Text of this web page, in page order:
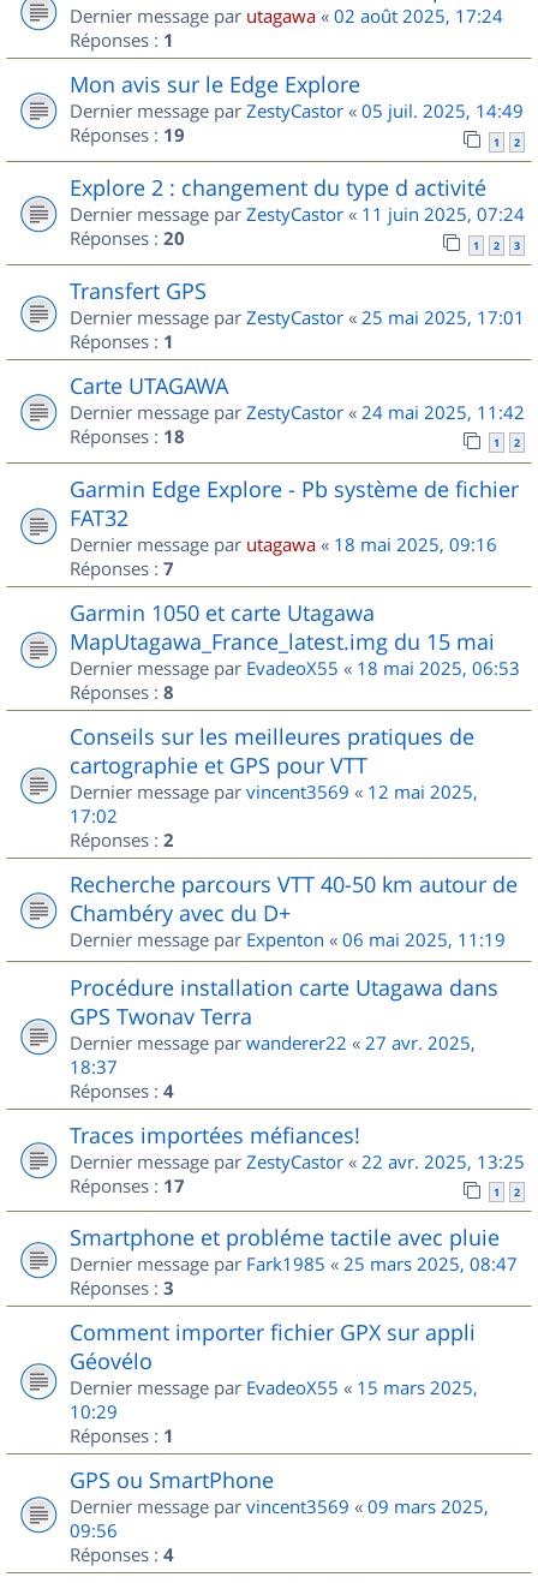
Dernier message par utagawa « 02 août 2025, 17:24
Réponses : 1
Mon avis sur le Edge Explore
Dernier message par ZestyCastor « 05 juil. 2025, 14:49
Réponses : 19 1 2
Explore 2 : changement du type d activité
Dernier message par ZestyCastor « 11 juin 2025, 07:24
Réponses : 20 1 2 3
Transfert GPS
Dernier message par ZestyCastor « 25 mai 2025, 17:01
Réponses : 1
Carte UTAGAWA
Dernier message par ZestyCastor « 24 mai 2025, 11:42
Réponses : 18 1 2
Garmin Edge Explore - Pb système de fichier
FAT32
Dernier message par utagawa « 18 mai 2025, 09:16
Réponses : 7
Garmin 1050 et carte Utagawa
MapUtagawa_France_latest.img du 15 mai
Dernier message par EvadeoX55 « 18 mai 2025, 06:53
Réponses : 8
Conseils sur les meilleures pratiques de
cartographie et GPS pour VTT
Dernier message par vincent3569 « 12 mai 2025,
17:02
Réponses : 2
Recherche parcours VTT 40-50 km autour de
Chambéry avec du D+
Dernier message par Expenton « 06 mai 2025, 11:19
Procédure installation carte Utagawa dans
GPS Twonav Terra
Dernier message par wanderer22 « 27 avr. 2025,
18:37
Réponses : 4
Traces importées méfiances!
Dernier message par ZestyCastor « 22 avr. 2025, 13:25
Réponses : 17 1 2
Smartphone et probléme tactile avec pluie
Dernier message par Fark1985 « 25 mars 2025, 08:47
Réponses : 3
Comment importer fichier GPX sur appli
Géovélo
Dernier message par EvadeoX55 « 15 mars 2025,
10:29
Réponses : 1
GPS ou SmartPhone
Dernier message par vincent3569 « 09 mars 2025,
09:56
Réponses : 4